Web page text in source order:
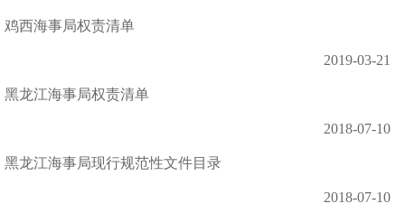
2019-03-21
鸡西海事局权责清单
2018-07-10
黑龙江海事局权责清单
2018-07-10
黑龙江海事局现行规范性文件目录